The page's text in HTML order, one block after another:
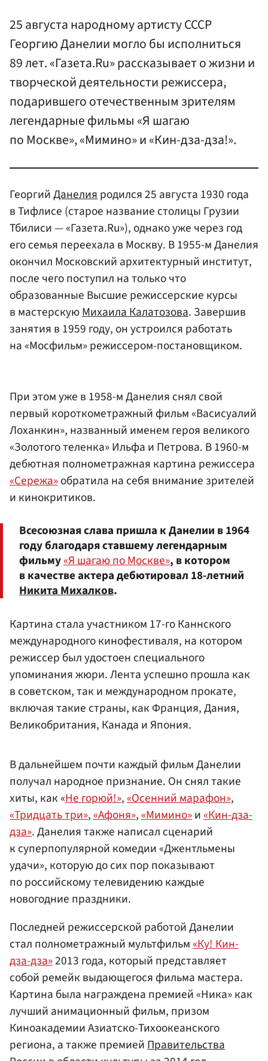
25 августа народному артисту СССР
Георгию Данелии могло бы исполниться
89 лет. «Газета.Ru» рассказывает о жизни и
творческой деятельности режиссера,
подарившего отечественным зрителям
легендарные фильмы «Я шагаю
по Москве», «Мимино» и «Кин-дза-дза!».
ГеоргийДанелияродился 25 августа 1930 года
в Тифлисе (старое название столицы Грузии
Тбилиси — «Газета.Ru»), однако уже через год
его семья переехала в Москву. В 1955-м Данелия
окончил Московский архитектурный институт,
после чего поступил на только что
образованные Высшие режиссерские курсы
в мастерскуюМихаила Калатозова. Завершив
занятия в 1959 году, он устроился работать
на «Мосфильм» режиссером-постановщиком.
При этом уже в 1958-м Данелия снял свой
первый короткометражный фильм «Васисуалий
Лоханкин», названный именем героя великого
«Золотого теленка» Ильфа и Петрова. В 1960-м
дебютная полнометражная картина режиссера
«Сережа»обратила на себя внимание зрителей
и кинокритиков.
Всесоюзная слава пришла к Данелии в 1964
году благодаря ставшему легендарным
фильму«Я шагаю по Москве», в котором
в качестве актера дебютировал 18-летний
Никита Михалков.
Картина стала участником 17-го Каннского
международного кинофестиваля, на котором
режиссер был удостоен специального
упоминания жюри. Лента успешно прошла как
в советском, так и международном прокате,
включая такие страны, как Франция, Дания,
Великобритания, Канада и Япония.
В дальнейшем почти каждый фильм Данелии
получал народное признание. Он снял такие
хиты, как «Не горюй!»,«Осенний марафон»,
«Тридцать три»,«Афоня»,«Мимино»и«Кин-дза-
дза». Данелия также написал сценарий
к суперпопулярной комедии «Джентльмены
удачи», которую до сих пор показывают
по российскому телевидению каждые
новогодние праздники.
Последней режиссерской работой Данелии
стал полнометражный мультфильм«Ку! Кин-
дза-дза»2013 года, который представляет
собой ремейк выдающегося фильма мастера.
Картина была награждена премией «Ника» как
лучший анимационный фильм, призом
Киноакадемии Азиатско-Тихоокеанского
региона, а также премиейПравительства